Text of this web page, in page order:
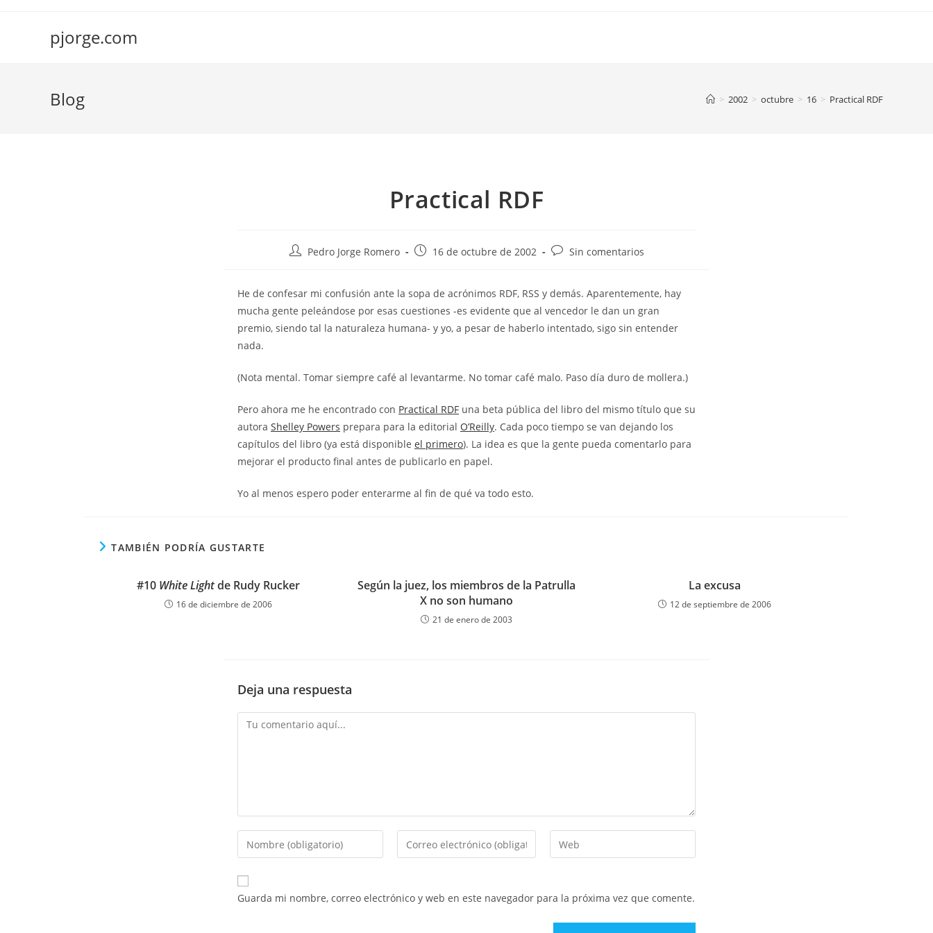
pjorge.com
Blog > 2002 > octubre > 16 > Practical RDF
Practical RDF
Autor
entrada:
Pedro Jorge Romero
Publicación
entrada:
16 de octubre de 2002
Comentarios
entrada:
Sin comentarios
He de confesar mi confusión ante la sopa de acrónimos RDF, RSS y demás. Aparentemente, hay
mucha gente peleándose por esas cuestiones -es evidente que al vencedor le dan un gran
premio, siendo tal la naturaleza humana- y yo, a pesar de haberlo intentado, sigo sin entender
nada.
(Nota mental. Tomar siempre café al levantarme. No tomar café malo. Paso día duro de mollera.)
Pero ahora me he encontrado con Practical RDF una beta pública del libro del mismo título que su
autora Shelley Powers prepara para la editorial O’Reilly. Cada poco tiempo se van dejando los
capítulos del libro (ya está disponible el primero). La idea es que la gente pueda comentarlo para
mejorar el producto final antes de publicarlo en papel.
Yo al menos espero poder enterarme al fin de qué va todo esto.
TAMBIÉN PODRÍA GUSTARTE
#10 White Lightde Rudy Rucker
16 de diciembre de 2006
Según la juez, los miembros de la Patrulla
X no son humano
21 de enero de 2003
La excusa
12 de septiembre de 2006
Deja una respuesta
Comentario
Introduce
tu
nombre
o
Introduce
tu
correo
Introduce
la
web
Guarda mi nombre, correo electrónico y web en este navegador para la próxima vez que comente.